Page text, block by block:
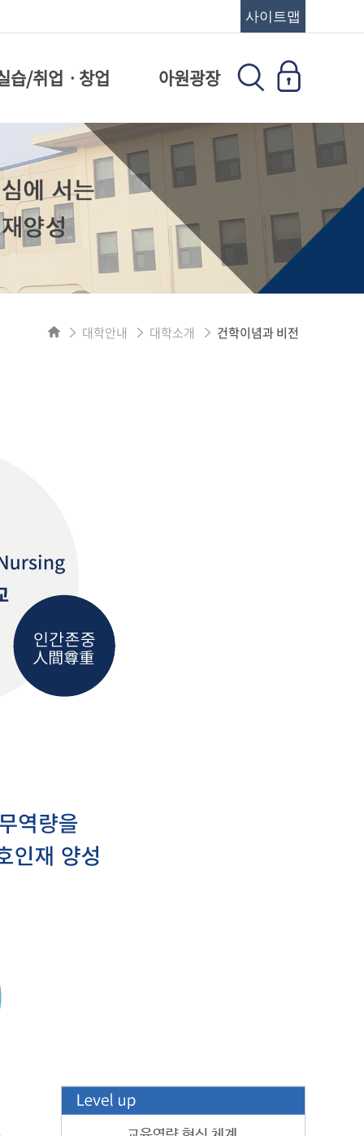
사이트맵
습/취업ㆍ창업 아원광장
대학안내 대학소개 건학이념과 비전